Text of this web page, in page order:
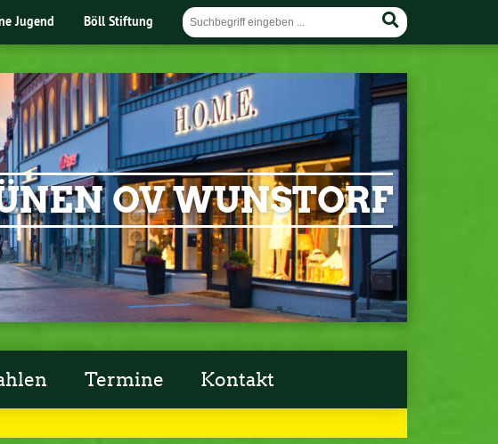
Jugend Böll Stiftung
OV WUNSTORF
Termine Kontakt